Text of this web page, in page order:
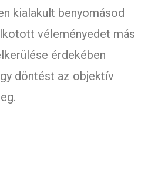
kialakult benyomásod
véleményedet más
érdekében
döntést az objektív